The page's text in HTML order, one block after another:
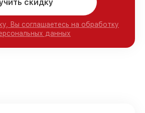
скидку
Вы соглашаетесь на обработку
данных